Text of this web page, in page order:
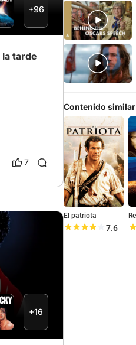
+96
la tarde
7
+16
Contenido similar
El patriota
7.6